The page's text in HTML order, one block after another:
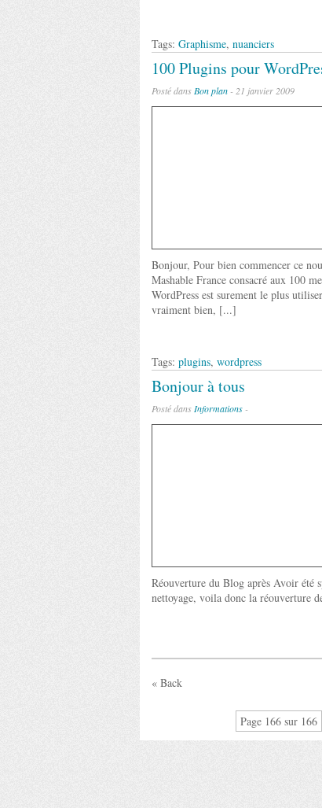
Tags: Graphisme, nuanciers
100 Plugins pour
Posté dans Bon plan- 21 janvier 2009
Bonjour, Pour bien commencer ce
Mashable France consacré aux 100
WordPress est surement le plus
vraiment bien, [...]
Tags: plugins, wordpress
Bonjour à tous
Posté dans Informations-
Réouverture du Blog après Avoir été
nettoyage, voila donc la réouverture
« Back
Page 166 sur 166